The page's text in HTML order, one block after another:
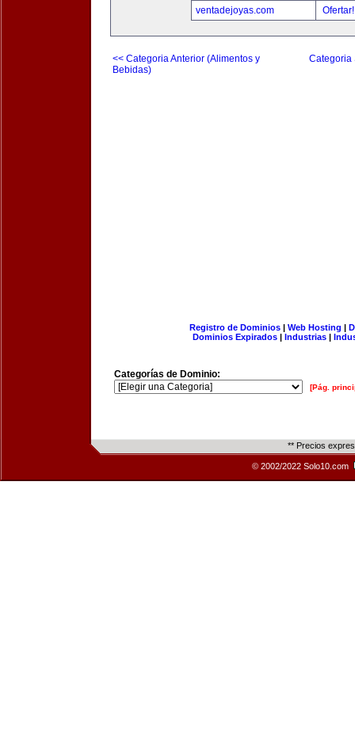
ventadejoyas.com
<< Categoria Anterior (Alimentos y
Bebidas)
Categoria
Registro de Dominios| Web Hosting |
Dominios Expirados | Industrias |
Categorías de Dominio:
[Pág.
** Precios
© 2002/2022 Solo10.com